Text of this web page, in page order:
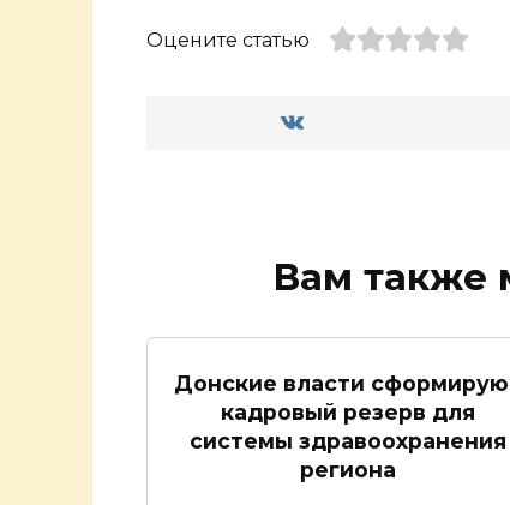
Оцените статью
Вам также
Донские власти
кадровый резерв для
системы здравоохранения
региона